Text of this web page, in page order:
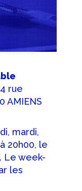
rue
AMIENS
mardi,
20h00, le
Le week-
les